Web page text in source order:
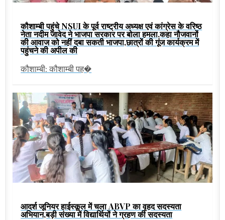
कौशाम्बी पहुंचे NSUI के पूर्व राष्ट्रीय अध्यक्ष एवं कांग्रेस के वरिष्ठ
नेता नदीम जावेद ने भाजपा सरकार पर बोला हमला,कहा नौजवानों
की आवाज को नहीं दबा सकती भाजपा,छात्रों की गूंज कार्यक्रम में
पहुंचने की अपील की
कौशाम्बी: कौशाम्बी पह�
आदर्श जूनियर हाईस्कूल में चला ABVP का वृहद सदस्यता
अभियान,बड़ी संख्या में विद्यार्थियों ने ग्रहण की सदस्यता